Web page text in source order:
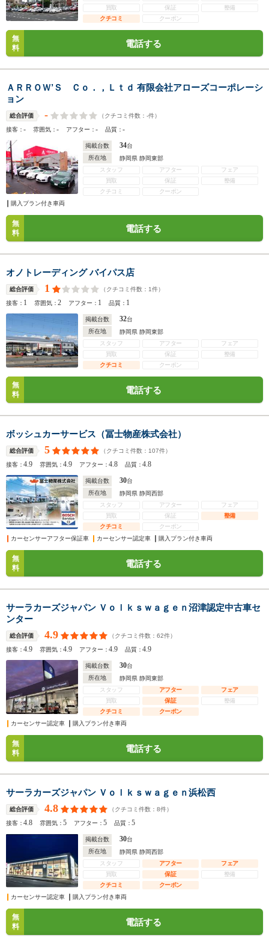
買取 保証
整備
クチコミ
クーポン
無
料
電話する
ＡＲＲＯＷ’Ｓ Ｃｏ．，Ｌｔｄ 有限会社アローズコーポレーシ
ョン
総合評価 - （クチコミ件数： -件）
接客：- 雰囲気：- アフター：- 品質：-
掲載台数 34台
所在地
静岡県 静岡東部
スタッフ
アフター
フェア
買取
保証
整備
クチコミ
クーポン
購入プラン付き車両
無
料
電話する
オノトレーディング バイパス店
総合評価 1 （クチコミ件数： 1件）
接客： 1 雰囲気：2 アフター： 1 品質： 1
掲載台数 32台
所在地
静岡県 静岡東部
スタッフ
アフター
フェア
買取
保証
整備
クチコミ
クーポン
無
料
電話する
ボッシュカーサービス（冨士物産株式会社）
総合評価 5 （クチコミ件数： 107件）
接客：4.9 雰囲気：4.9 アフター：4.8 品質：4.8
掲載台数 30台
所在地
静岡県 静岡西部
スタッフ
アフター
フェア
買取
保証
整備
クチコミ
クーポン
カーセンサーアフター保証車
カーセンサー認定車 購入プラン付き車両
無
料
電話する
サーラカーズジャパン Ｖｏｌｋｓｗａｇｅｎ沼津認定中古車セ
ンター
総合評価 4.9 （クチコミ件数： 62件）
接客：4.9 雰囲気：4.9 アフター：4.9 品質：4.9
掲載台数 30台
所在地
静岡県 静岡東部
スタッフ
アフター
フェア
買取
保証
整備
クチコミ
クーポン
カーセンサー認定車
購入プラン付き車両
無
料
電話する
サーラカーズジャパン Ｖｏｌｋｓｗａｇｅｎ浜松西
総合評価 4.8 （クチコミ件数： 8件）
接客：4.8 雰囲気：5 アフター：5 品質：5
掲載台数 30台
所在地
静岡県 静岡西部
スタッフ
アフター
フェア
買取
保証
整備
クチコミ
クーポン
カーセンサー認定車
購入プラン付き車両
無
料
電話する